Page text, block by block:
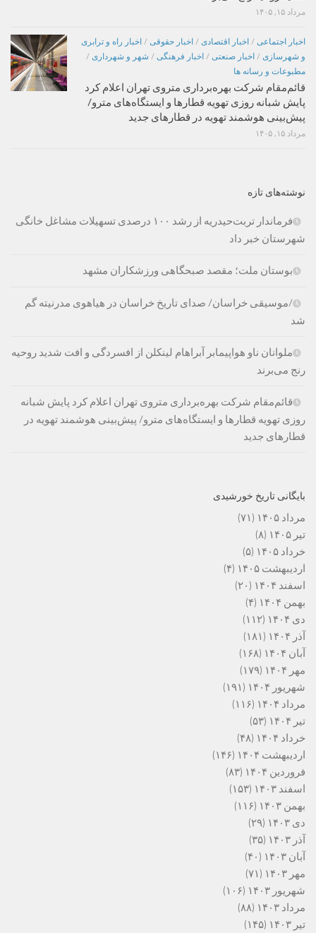
مرداد ۱۵, ۱۴۰۵
اخبار اجتماعی / اخبار اقتصادی / اخبار حقوقی / اخبار راه و ترابری
و شهرسازی / اخبار صنعتی / اخبار فرهنگی / شهر و شهرداری /
مطبوعات و رسانه ها
قائم‌مقام شرکت بهره‌برداری متروی تهران اعلام کرد
پایش شبانه روزی تهویه قطارها و ایستگاه‌های مترو/
پیش‌بینی هوشمند تهویه در قطارهای جدید
مرداد ۱۵, ۱۴۰۵
نوشته‌های تازه
فرماندار تربت‌حیدریه از رشد ۱۰۰ درصدی تسهیلات مشاغل خانگی
شهرستان خبر داد
بوستان ملت؛ مقصد صبحگاهی ورزشکاران مشهد
/موسیقی خراسان/ صدای تاریخ خراسان در هیاهوی مدرنیته گم
شد
ملوانان ناو هواپیمابر آبراهام لینکلن از افسردگی و افت شدید روحیه
رنج می‌برند
قائم‌مقام شرکت بهره‌برداری متروی تهران اعلام کرد پایش شبانه
روزی تهویه قطارها و ایستگاه‌های مترو/ پیش‌بینی هوشمند تهویه در
قطارهای جدید
بایگانی تاریخ خورشیدی
مرداد ۱۴۰۵
(۷۱)
تیر ۱۴۰۵
(۸)
خرداد ۱۴۰۵
(۵)
اردیبهشت ۱۴۰۵
(۴)
اسفند ۱۴۰۴
(۲۰)
بهمن ۱۴۰۴
(۴)
دی ۱۴۰۴
(۱۱۲)
آذر ۱۴۰۴
(۱۸۱)
آبان ۱۴۰۴
(۱۶۸)
مهر ۱۴۰۴
(۱۷۹)
شهریور ۱۴۰۴
(۱۹۱)
مرداد ۱۴۰۴
(۱۱۶)
تیر ۱۴۰۴
(۵۳)
خرداد ۱۴۰۴
(۴۸)
اردیبهشت ۱۴۰۴
(۱۴۶)
فروردین ۱۴۰۴
(۸۳)
اسفند ۱۴۰۳
(۱۵۳)
بهمن ۱۴۰۳
(۱۱۶)
دی ۱۴۰۳
(۲۹)
آذر ۱۴۰۳
(۳۵)
آبان ۱۴۰۳
(۴۰)
مهر ۱۴۰۳
(۷۱)
شهریور ۱۴۰۳
(۱۰۶)
مرداد ۱۴۰۳
(۸۸)
تیر ۱۴۰۳
(۱۴۵)